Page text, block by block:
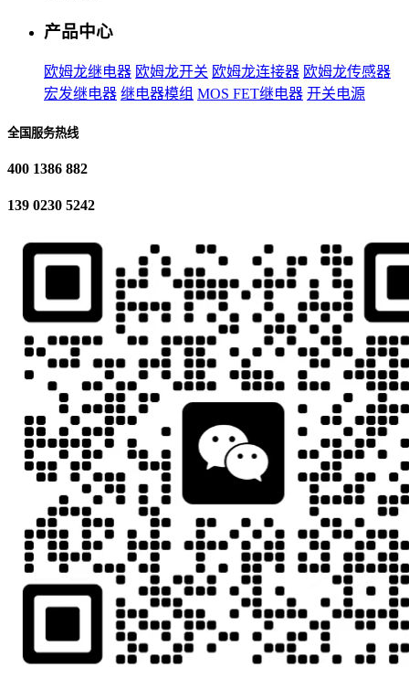
产品中心
欧姆龙继电器 欧姆龙开关 欧姆龙连接器 欧姆龙传感器
宏发继电器 继电器模组 MOS FET继电器 开关电源
全国服务热线
400 1386 882
139 0230 5242